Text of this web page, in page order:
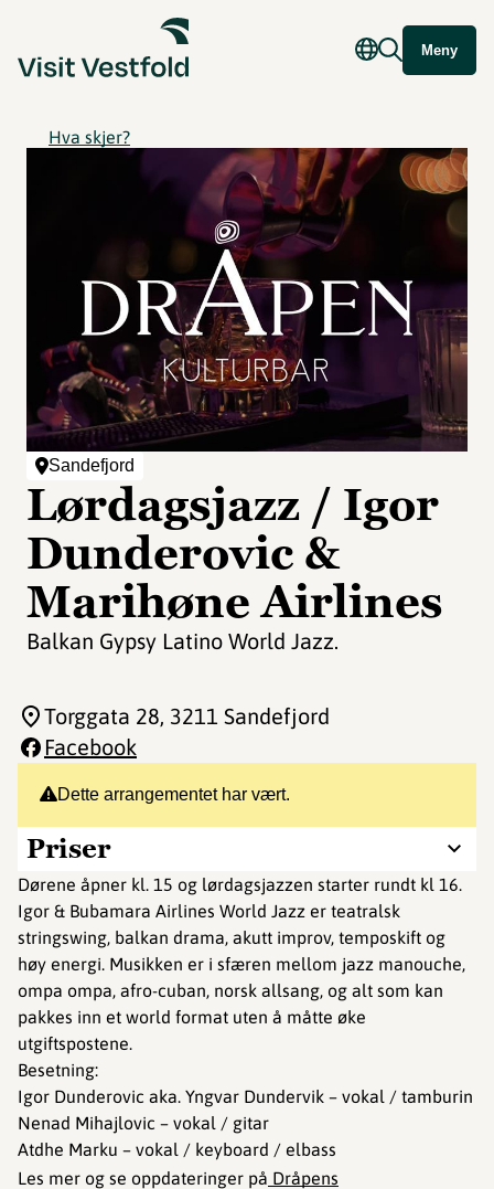
Meny
Hva skjer?
Sandefjord
Lørdagsjazz / Igor
Dunderovic &
Marihøne Airlines
Balkan Gypsy Latino World Jazz.
Dette arrangementet har vært.
Priser
Dørene åpner kl. 15 og lørdagsjazzen starter rundt kl 16.
Igor & Bubamara Airlines World Jazz er teatralsk
stringswing, balkan drama, akutt improv, temposkift og
høy energi. Musikken er i sfæren mellom jazz manouche,
ompa ompa, afro-cuban, norsk allsang, og alt som kan
pakkes inn et world format uten å måtte øke
utgiftspostene.
Besetning:
Igor Dunderovic aka. Yngvar Dundervik – vokal / tamburin
Nenad Mihajlovic – vokal / gitar
Atdhe Marku – vokal / keyboard / elbass
Les mer og se oppdateringer på Dråpens
Torggata 28, 3211 Sandefjord
Facebook